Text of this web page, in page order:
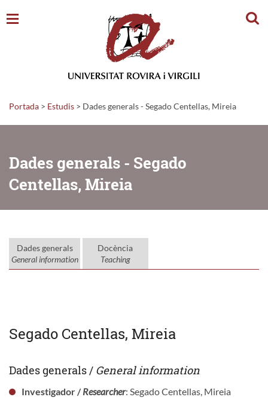
Portada > Estudis > Dades generals - Segado Centellas, Mireia
Dades generals - Segado
Centellas, Mireia
Dades generals
General information
Docència
Teaching
Segado Centellas, Mireia
Dades generals / General information
Investigador /Researcher: Segado Centellas, Mireia